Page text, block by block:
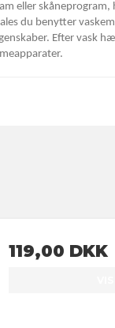
eller
du benytter
Efter vask
119,00 DKK